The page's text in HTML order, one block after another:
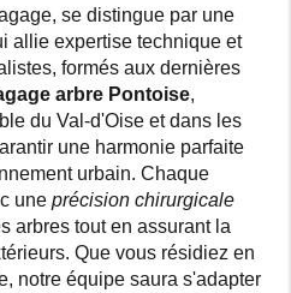
se distingue par une
allie expertise technique et
formés aux dernières
arbre Pontoise,
du Val-d'Oise et dans les
une harmonie parfaite
urbain. Chaque
une précision chirurgicale
arbres tout en assurant la
Que vous résidiez en
notre équipe saura s'adapter